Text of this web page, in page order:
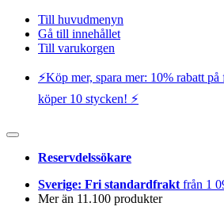
Till huvudmenyn
Gå till innehållet
Till varukorgen
⚡️Köp mer, spara mer: 10% rabatt
köper 10 stycken! ⚡️
Reservdelssökare
Sverige: Fri standardfrakt från 1
Mer än 11.100 produkter